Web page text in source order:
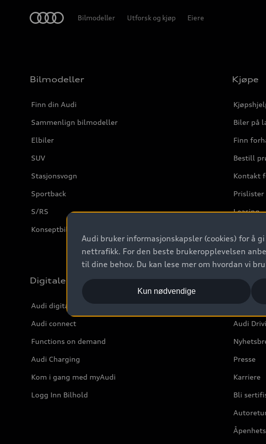
Bilmodeller Utforsk og kjøp Eiere
Bilmodeller
Finn din Audi
Sammenlign bilmodeller
Elbiler
SUV
Stasjonsvogn
Sportback
S/RS
Konseptbiler og prototyper
Kjøpe
Biler på
Finn
Bestill
Kontakt
Prislister
Leasing
Audi
Digitale tjenester
Audi digitale tjenester
Audi connect
Functions on demand
Audi Charging
Kom i gang med myAudi
Logg Inn Bilhold
Audi
Audi
Presse
Karriere
Bli
Audi bruker informasjonskapsler (cookies) for å
nettrafikk. For den beste brukeropplevelsen
til dine behov. Du kan lese mer om hvordan vi
Kun nødvendige